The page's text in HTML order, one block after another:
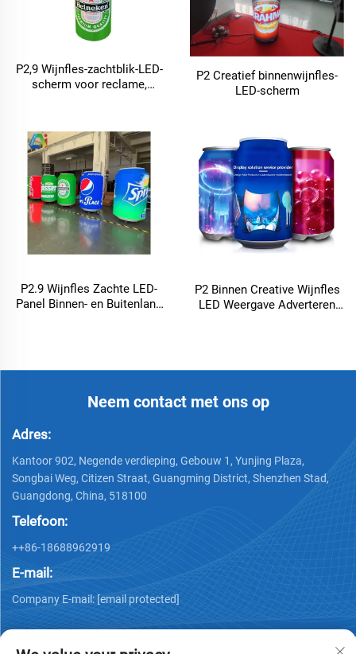
P2,9 Wijnfles-zachtblik-LED-
scherm voor reclame,
P2 Creatief binnenwijnfles-
LED-scherm
P2.9 Wijnfles Zachte LED-
Panel Binnen- en Buitenland
P2 Binnen Creative Wijnfles
LED Weergave Adverteren
Neem contact met ons op
Adres:
Kantoor 902, Negende verdieping, Gebouw 1, Yunjing Plaza,
Songbai Weg, Citizen Straat, Guangming District, Shenzhen Stad,
Guangdong, China, 518100
Telefoon:
++86-18688962919
E-mail:
Company E-mail: [email protected]